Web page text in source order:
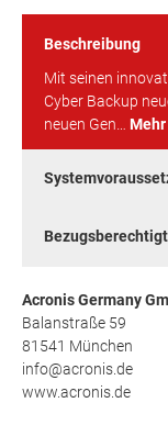
Beschreibung
Mit seinen
Cyber Backup
neuen Gen… Mehr
Bezugsberechtigt
Acronis Germany
Balanstraße 59
81541 München
info@acronis.de
www.acronis.de